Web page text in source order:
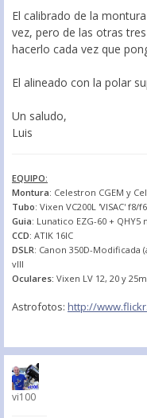
El calibrado de la
vez, pero de las otras
hacerlo cada vez que
El alineado con la polar
Un saludo,
Luis
EQUIPO:
Montura: Celestron CGEM y
Tubo: Vixen VC200L 'VISAC'
Guia: Lunatico EZG-60 + QHY5
CCD: ATIK 16IC
DSLR: Canon 350D-Modificada
vIII
Oculares: Vixen LV 12, 20 y
Astrofotos: http://
vi100